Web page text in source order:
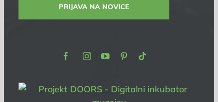
PRIJAVA NA NOVICE
FacebookInstagram
YoutubePinterest